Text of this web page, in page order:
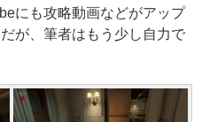
にも攻略動画などがアップ
が、筆者はもう少し自力で